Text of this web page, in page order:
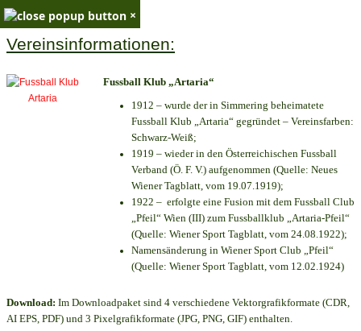
×
Vereinsinformationen:
Fussball Klub „Artaria“
1912 – wurde der in Simmering beheimatete
Fussball Klub „Artaria“ gegründet – Vereinsfarben:
Schwarz-Weiß;
1919 – wieder in den Österreichischen Fussball
Verband (Ö. F. V.) aufgenommen (Quelle: Neues
Wiener Tagblatt, vom 19.07.1919);
1922 – erfolgte eine Fusion mit dem Fussball Club
„Pfeil“ Wien (III) zum Fussballklub „Artaria-Pfeil“
(Quelle: Wiener Sport Tagblatt, vom 24.08.1922);
Namensänderung in Wiener Sport Club „Pfeil“
(Quelle: Wiener Sport Tagblatt, vom 12.02.1924)
Download: Im Downloadpaket sind 4 verschiedene Vektorgrafikformate (CDR,
AI EPS, PDF) und 3 Pixelgrafikformate (JPG, PNG, GIF) enthalten.